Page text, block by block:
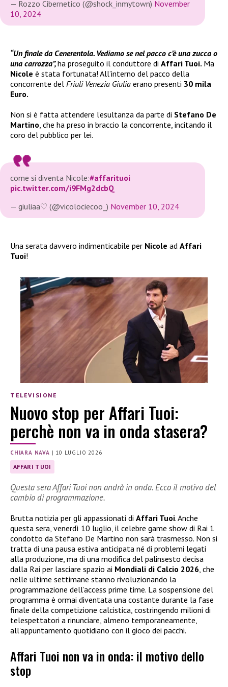
— Rozzo Cibernetico (@shock_inmytown) November
10, 2024
“Un finale da Cenerentola. Vediamo se nel pacco c’è una zucca o
una carrozza”,ha proseguito il conduttore di Affari Tuoi. Ma
Nicole è stata fortunata! All’interno del pacco della
concorrente del Friuli Venezia Giulia erano presenti 30 mila
Euro.
Non si è fatta attendere l’esultanza da parte di Stefano De
Martino , che ha preso in braccio la concorrente, incitando il
coro del pubblico per lei.
come si diventa Nicole:#affarituoi
pic.twitter.com/i9FMg2dcbQ
— giuliaa♡ (@vicolociecoo_) November 10, 2024
Una serata davvero indimenticabile per Nicole ad Affari
Tuoi!
TELEVISIONE
Nuovo stop per Affari Tuoi:
perchè non va in onda stasera?
CHIARA NAVA | 10 LUGLIO 2026
AFFARI TUOI
Questa sera Affari Tuoi non andrà in onda. Ecco il motivo del
cambio di programmazione.
Brutta notizia per gli appassionati di Affari Tuoi. Anche
questa sera, venerdì 10 luglio, il celebre game show di Rai 1
condotto da Stefano De Martino non sarà trasmesso. Non si
tratta di una pausa estiva anticipata né di problemi legati
alla produzione, ma di una modifica del palinsesto decisa
dalla Rai per lasciare spazio ai Mondiali di Calcio 2026 , che
nelle ultime settimane stanno rivoluzionando la
programmazione dell’access prime time. La sospensione del
programma è ormai diventata una costante durante la fase
finale della competizione calcistica, costringendo milioni di
telespettatori a rinunciare, almeno temporaneamente,
all’appuntamento quotidiano con il gioco dei pacchi.
Affari Tuoi non va in onda: il motivo dello
stop